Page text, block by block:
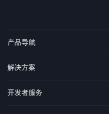
产品导航
解决方案
开发者服务